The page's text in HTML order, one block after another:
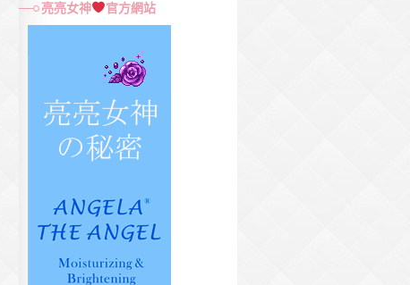
關
亮亮女神 官方網站